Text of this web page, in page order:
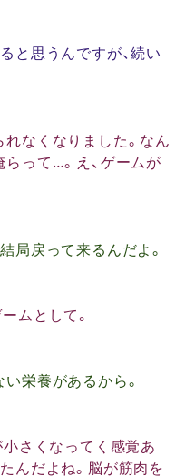
と思うんですが、続い
なくなりました。なん
って…。え、ゲームが
局戻って来るんだよ。
ムとして。
栄養があるから。
さくなってく感覚あ
んだよね。脳が筋肉を